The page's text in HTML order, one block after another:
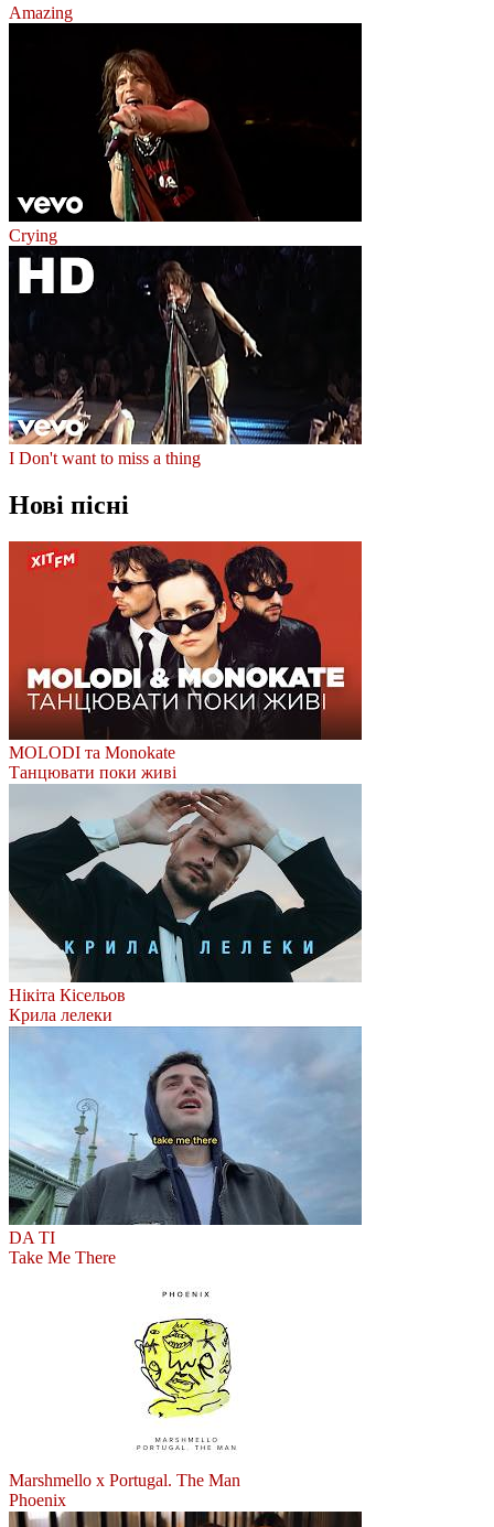
Amazing
Crying
I Don't want to miss a thing
Нові пісні
MOLODI та Monokate
Танцювати поки живі
Нікіта Кісельов
Крила лелеки
DA TI
Take Me There
Marshmello x Portugal. The Man
Phoenix